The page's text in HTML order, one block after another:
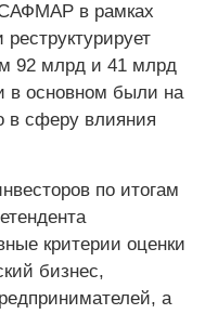
в рамках
92 млрд и 41 млрд
в основном были на
в сферу влияния
по итогам
критерии оценки
бизнес,
а